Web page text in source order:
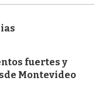
fuertes y
Montevideo